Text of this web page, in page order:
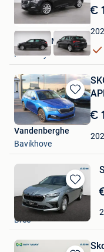
in
Mijn
Favorieten
€
Nachsem Malmedy
Malmedy
Bewaren
in
Mijn
Favorieten
€
Vandenberghe
Bavikhove
Bewaren
in
Mijn
Favorieten
Garage Jaspers NV
Bree